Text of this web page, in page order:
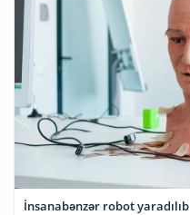
İnsanabənzər robot yaradılıb